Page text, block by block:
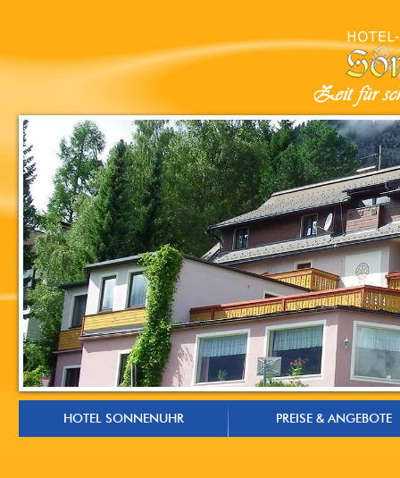
HOTEL SONNENUHR PREISE & ANGEBOTE